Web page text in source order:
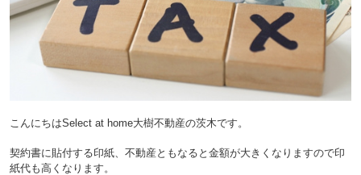
こんにちはSelect at home大樹不動産の茨木です。
契約書に貼付する印紙、不動産ともなると金額が大きくなりますので印
紙代も高くなります。